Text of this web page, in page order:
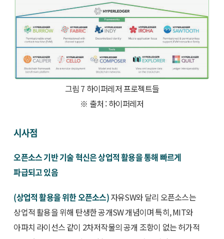
그림 7 하이퍼레저 프로젝트들
※ 출처 : 하이퍼레저
시사점
오픈소스 기반 기술 혁신은 상업적 활용을 통해 빠르게
파급되고 있음
(상업적 활용을 위한 오픈소스)자유SW와 달리 오픈소스는
상업적 활용을 위해 탄생한 공개SW 개념이며 특히, MIT와
아파치 라이선스 같이 2차저작물의 공개 조항이 없는 허가적